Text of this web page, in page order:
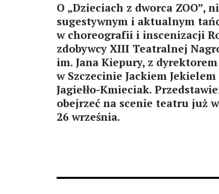
O „Dzieciach z dworca ZOO”,
sugestywnym i aktualnym
w choreografii i inscenizacji
zdobywcy XIII Teatralnej
im. Jana Kiepury, z
w Szczecinie Jackiem
Jagiełło-Kmieciak.
obejrzeć na scenie teatru już
26 września.